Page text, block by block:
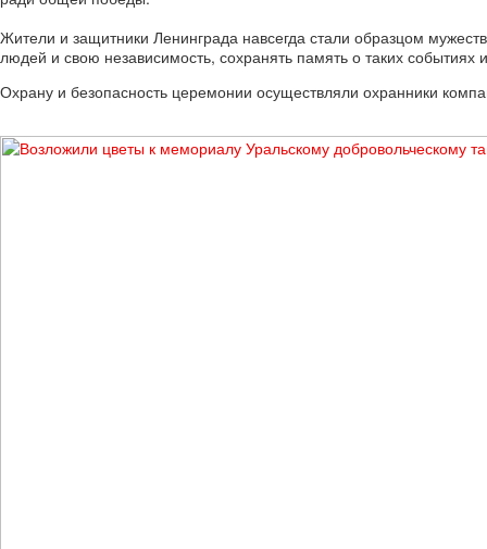
Жители и защитники Ленинграда навсегда стали образцом
людей и свою независимость, сохранять память о таких событиях
Охрану и безопасность церемонии осуществляли охранники